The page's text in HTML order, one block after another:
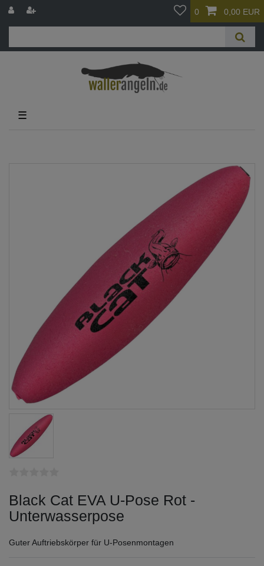
0 0,00 EUR
☰
Black Cat EVA U-Pose Rot -
Unterwasserpose
Guter Auftriebskörper für U-Posenmontagen